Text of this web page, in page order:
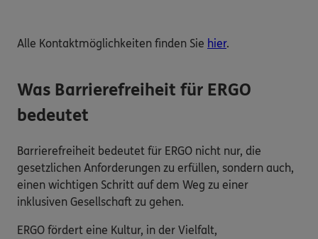
Alle Kontaktmöglichkeiten finden Sie hier.
Was Barrierefreiheit für ERGO
bedeutet
Barrierefreiheit bedeutet für ERGO nicht nur, die
gesetzlichen Anforderungen zu erfüllen, sondern auch,
einen wichtigen Schritt auf dem Weg zu einer
inklusiven Gesellschaft zu gehen.
ERGO fördert eine Kultur, in der Vielfalt,